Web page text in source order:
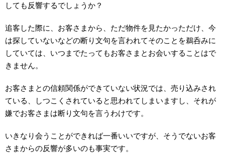
しても反響するでしょうか？
追客した際に、お客さまから、ただ物件を見たかっただけ、今
は探していないなどの断り文句を言われてそのことを鵜呑みに
していては、いつまでたってもお客さまとお会いすることはで
きません。
お客さまとの信頼関係ができていない状況では、売り込みされ
ている、しつこくされていると思われてしまいますし、それが
嫌でお客さまは断り文句を言うわけです。
いきなり会うことができれば一番いいですが、そうでないお客
さまからの反響が多いのも事実です。